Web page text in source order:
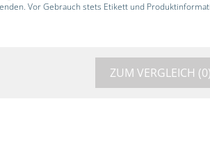
Vor Gebrauch stets Etikett und
ZUM VERGLEICH (0)